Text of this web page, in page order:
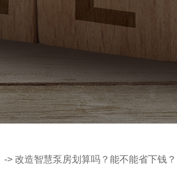
-> 改造智慧泵房划算吗？能不能省下钱？